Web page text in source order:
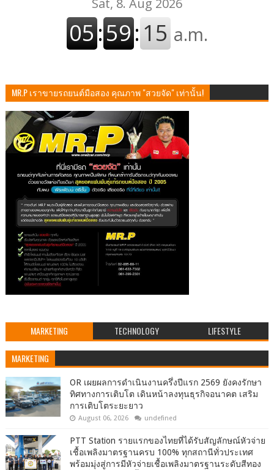
MR.P เราขายรถยนต์มือสอง คุณภาพ "สวยจัด" เท่านั้น!
MARKETING TECHNOLOGY LIFESTYLE
MARKETING
OR เผยผลการดำเนินงานครึ่งปีแรก 2569 ยังคงรักษา
ทิศทางการเติบโต เดินหน้าลงทุนธุรกิจอนาคต เสริม
การเติบโตระยะยาว
August 06, 2026 undefined
PTT Station รายแรกของไทยที่ได้รับสัญลักษณ์หัวจ่าย
เชื้อเพลิงมาตรฐานครบ 100% ทุกสถานีทั่วประเทศ
พร้อมมุ่งสู่การมีหัวจ่ายเชื้อเพลิงมาตรฐานระดับสีทอง